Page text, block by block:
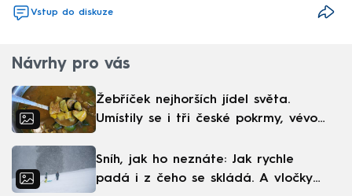
Vstup do diskuze
Návrhy pro vás
Žebříček nejhorších jídel světa.
Umístily se i tři české pokrmy, vévodí
Sníh, jak ho neznáte: Jak rychle
padá i z čeho se skládá. A vločky